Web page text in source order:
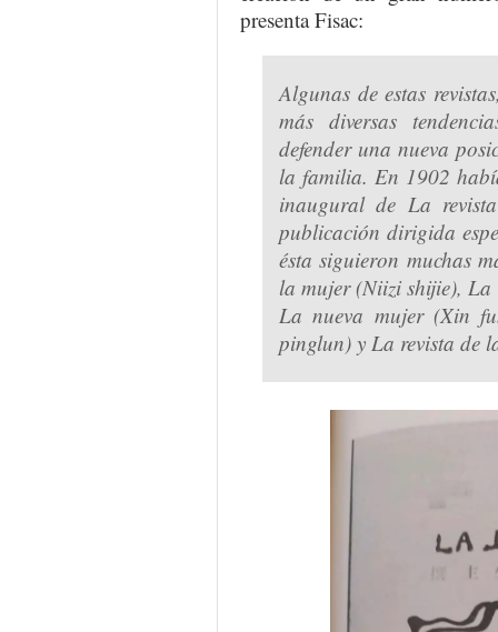
presenta Fisac:
Algunas de estas
más diversas
defender una nueva
la familia. En 1902
inaugural de La
publicación dirigida
ésta siguieron muchas
la mujer (Niizi shijie),
La nueva mujer (Xin
pinglun) y La revista de